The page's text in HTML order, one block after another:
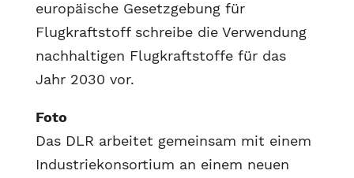
europäische Gesetzgebung für
Flugkraftstoff schreibe die Verwendung
nachhaltigen Flugkraftstoffe für das
Jahr 2030 vor.
Foto
Das DLR arbeitet gemeinsam mit einem
Industriekonsortium an einem neuen